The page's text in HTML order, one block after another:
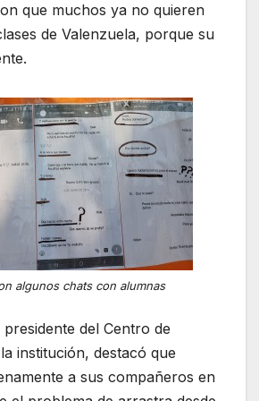
que muchos ya no quieren
de Valenzuela, porque su
algunos chats con alumnas
del Centro de
institución, destacó que
a sus compañeros en